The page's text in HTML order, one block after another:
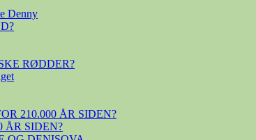
Denny
RØDDER?
210.000 ÅR SIDEN?
ÅR SIDEN?